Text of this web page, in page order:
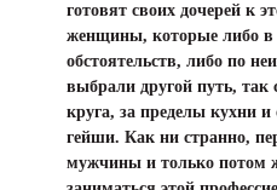
готовят своих дочерей к
женщины, которые либо в
обстоятельств, либо по
выбрали другой путь, так
круга, за пределы кухни
гейши. Как ни странно,
мужчины и только потом